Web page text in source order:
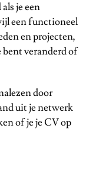
je een
een functioneel
en projecten,
bent veranderd of
door
uit je netwerk
of je je CV op